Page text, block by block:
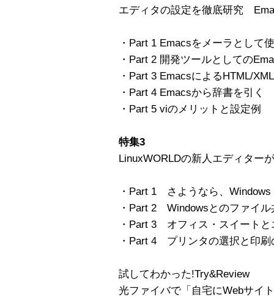
エディタの設定を徹底研究
・Part 1 Emacsをメーラとして
・Part 2 開発ツールとしての
・Part 3 EmacsによるHTML/
・Part 4 Emacsから辞書を引く
・Part 5 viのメリットと設定例
特集3
LinuxWORLDの新人エディター
・Part 1 さようなら、Windows
・Part 2 Windowsとのファイル
・Part 3 オフィス・スイートと
・Part 4 プリンタの選択と印刷
試してわかった!Try&Review
光ファイバで「自宅にWebサイ